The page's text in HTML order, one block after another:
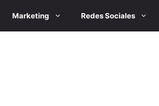
Marketing Redes Sociales